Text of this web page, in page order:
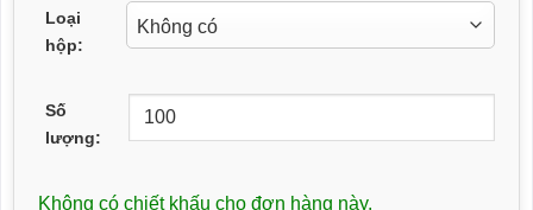
Loại
hộp:
Số
lượng:
Không có chiết khấu cho đơn hàng này.